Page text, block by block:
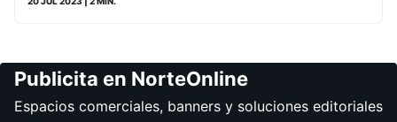
Publicita en NorteOnline
Espacios comerciales, banners y soluciones editoriales